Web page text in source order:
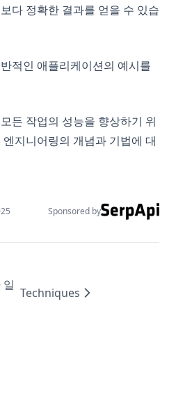
다 정확한 결과를 얻을 수 있습
적인 애플리케이션의 예시를
든 작업의 성능을 향상하기 위
지니어링의 개념과 기법에 대
Sponsored by
Techniques